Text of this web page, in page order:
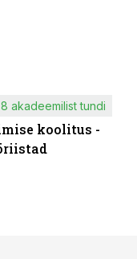
koolitus -
8 akadeemilist tundi